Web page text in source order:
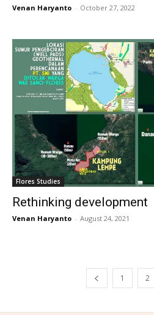
Venan Haryanto - October 27, 2022
Flores Studies
Rethinking development
Venan Haryanto - August 24, 2021
1 2